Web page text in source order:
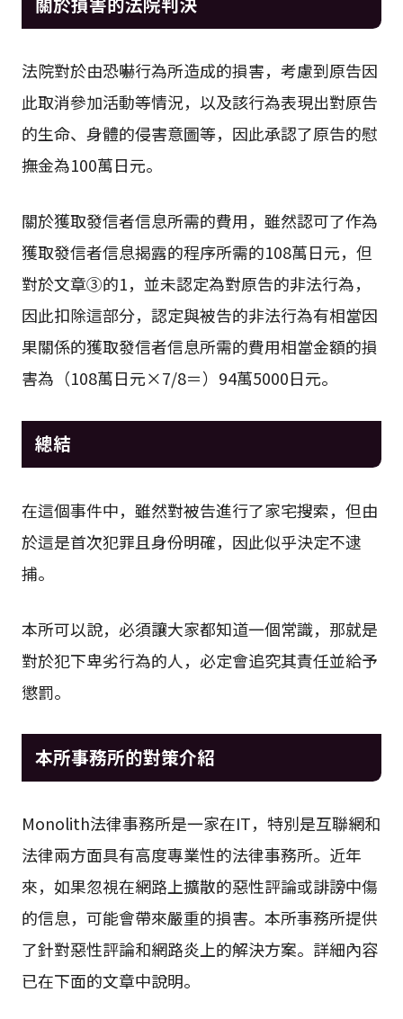
法院對於由恐嚇行為所造成的損害，考慮到原告因
此取消參加活動等情況，以及該行為表現出對原告
的生命、身體的侵害意圖等，因此承認了原告的慰
撫金為100萬日元。
關於獲取發信者信息所需的費用，雖然認可了作為
獲取發信者信息揭露的程序所需的108萬日元，但
對於文章③的1，並未認定為對原告的非法行為，
因此扣除這部分，認定與被告的非法行為有相當因
果關係的獲取發信者信息所需的費用相當金額的損
害為（108萬日元×7/8＝）94萬5000日元。
總結
在這個事件中，雖然對被告進行了家宅搜索，但由
於這是首次犯罪且身份明確，因此似乎決定不逮
捕。
本所可以說，必須讓大家都知道一個常識，那就是
對於犯下卑劣行為的人，必定會追究其責任並給予
懲罰。
本所事務所的對策介紹
Monolith法律事務所是一家在IT，特別是互聯網和
法律兩方面具有高度專業性的法律事務所。近年
來，如果忽視在網路上擴散的惡性評論或誹謗中傷
的信息，可能會帶來嚴重的損害。本所事務所提供
了針對惡性評論和網路炎上的解決方案。詳細內容
已在下面的文章中說明。